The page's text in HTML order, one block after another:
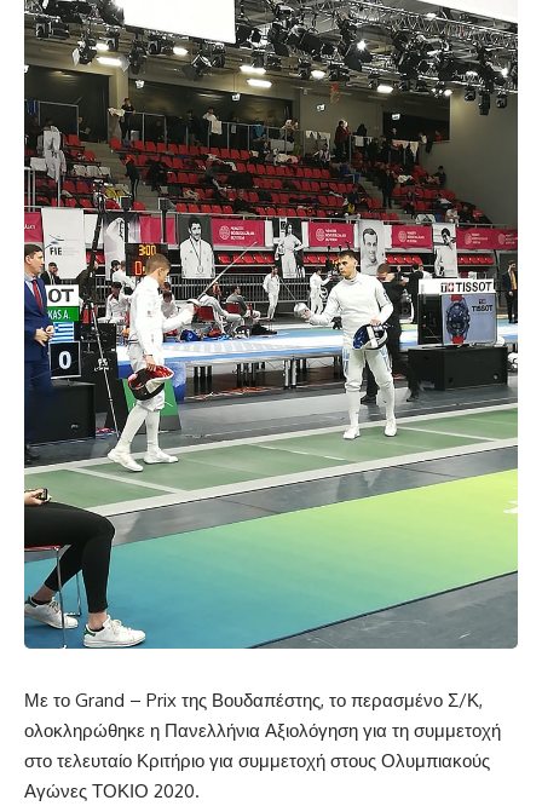
Με το Grand – Prix της Βουδαπέστης, το περασμένο Σ/Κ,
ολοκληρώθηκε η Πανελλήνια Αξιολόγηση για τη συμμετοχή
στο τελευταίο Κριτήριο για συμμετοχή στους Ολυμπιακούς
Αγώνες ΤΟΚΙΟ 2020.